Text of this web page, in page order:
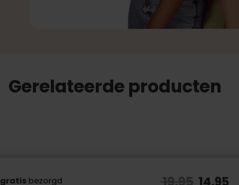
Gerelateerde producten
gratisbezorgd 14,95